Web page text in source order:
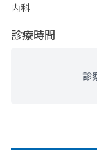
内科
診療時間
診